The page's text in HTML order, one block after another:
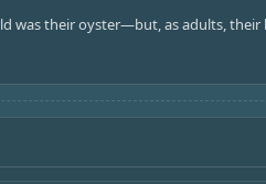
was their oyster—but, as adults,